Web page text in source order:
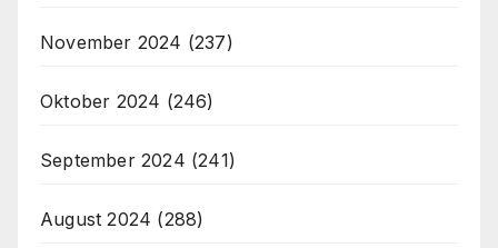
November 2024 (237)
Oktober 2024 (246)
September 2024 (241)
August 2024 (288)